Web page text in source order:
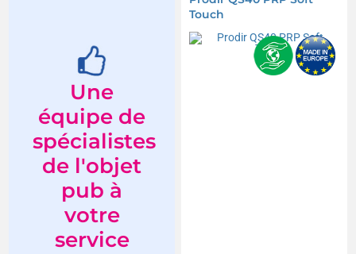
Une
équipe de
spécialistes
de l'objet
pub à
votre
service
Touch